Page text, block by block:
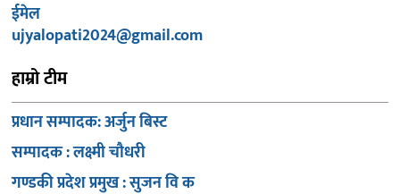
ईमेल
ujyalopati2024@gmail.com
हाम्रो टीम
प्रधान सम्पादक: अर्जुन बिस्ट
सम्पादक : लक्ष्मी चौधरी
गण्डकी प्रदेश प्रमुख : सुजन वि क